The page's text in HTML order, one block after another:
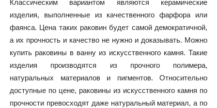
Классическим вариантом являются керамические
изделия, выполненные из качественного фарфора или
фаянса. Цена таких раковин будет самой демократичной,
а их прочность и качество не нужно и доказывать. Можно
купить раковины в ванну из искусственного камня. Такие
изделия производятся из прочного полимера,
натуральных материалов и пигментов. Относительно
доступные по цене, раковины из искусственного камня по
прочности превосходят даже натуральный материал, а по